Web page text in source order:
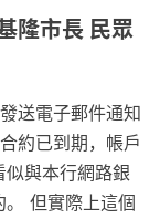
隆市長 民眾
送電子郵件通知
約已到期，帳戶
與本行網路銀
但實際上這個